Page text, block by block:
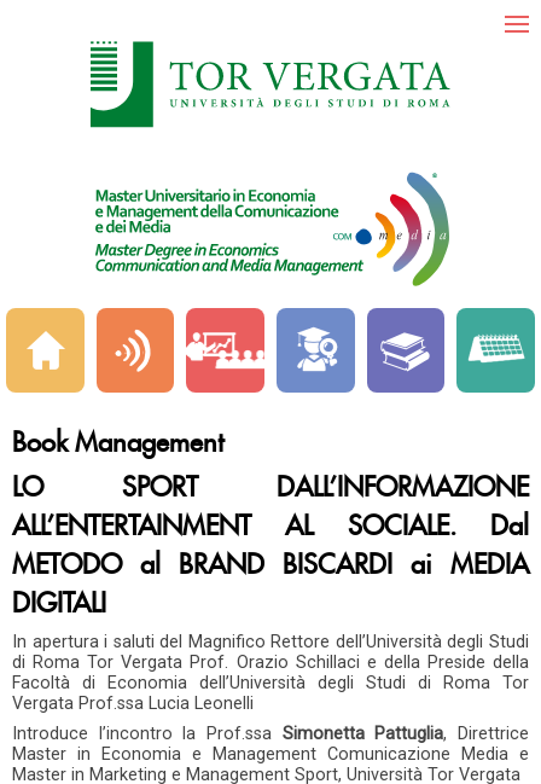
Book Management
LO SPORT DALL’INFORMAZIONE
ALL’ENTERTAINMENT AL SOCIALE. Dal
METODO al BRAND BISCARDI ai MEDIA
DIGITALI
In apertura i saluti del Magnifico Rettore dell’Università degli Studi
di Roma Tor Vergata Prof. Orazio Schillaci e della Preside della
Facoltà di Economia dell’Università degli Studi di Roma Tor
Vergata Prof.ssa Lucia Leonelli
Introduce l’incontro la Prof.ssa Simonetta Pattuglia, Direttrice
Master in Economia e Management Comunicazione Media e
Master in Marketing e Management Sport, Università Tor Vergata